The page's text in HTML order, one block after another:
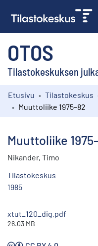
OTOS
Tilastokeskuksen
Kokoelmat
Etusivu Tilastokeskus
Muuttoliike 1975–82
Muuttoliike
Nikander, Timo
Tilastokeskus
1985
xtut_120_dig.pdf
26.03 MB